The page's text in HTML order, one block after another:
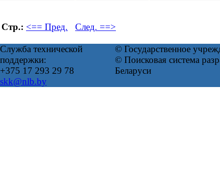
Стр.: <== Пред. След. ==>
Служба технической
поддержки:
+375 17 293 29 78
skk@nlb.by
© Государственное
© Поисковая система
Беларуси